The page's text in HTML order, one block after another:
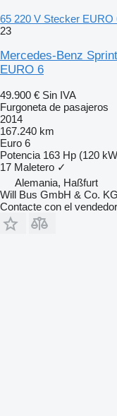
65 220 V Stecker EURO
23
Mercedes-Benz
EURO 6
49.900 € Sin IVA
Furgoneta de pasajeros
2014
167.240 km
Euro 6
Potencia 163 Hp (120
17 Maletero ✓
Alemania, Haßfurt
Will Bus GmbH & Co. KG
Contacte con el vendedor